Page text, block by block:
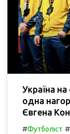
Україна на
одна
Євгена
#Футболіст #